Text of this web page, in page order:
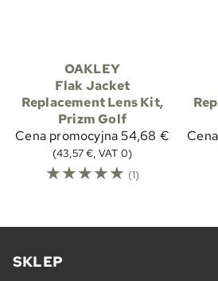
OAKLEY
Flak Jacket
Replacement Lens Kit,
Prizm Golf
Cena promocyjna54,68 €
(43,57 €, VAT 0)
☆☆☆☆☆ (1)
SKLEP